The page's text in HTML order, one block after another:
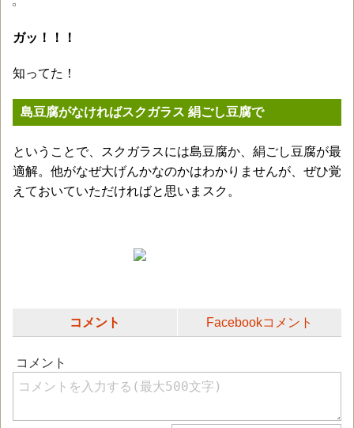
ガッ！！！
知ってた！
島豆腐がなければスクガラス 絹ごし豆腐で
ということで、スクガラスには島豆腐か、絹ごし豆腐が最
適解。他がなぜ大げんかなのかはわかりませんが、ぜひ覚
えておいていただければと思いまスク。
コメント Facebookコメント